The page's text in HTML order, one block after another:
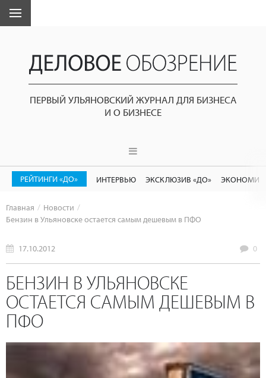
ПЕРВЫЙ УЛЬЯНОВСКИЙ ЖУРНАЛ ДЛЯ БИЗНЕСА
И О БИЗНЕСЕ
РЕЙТИНГИ «ДО» ИНТЕРВЬЮ ЭКСКЛЮЗИВ «ДО»
Главная
Новости
Бензин в Ульяновске остается самым дешевым в ПФО
17.10.2012 0
БЕНЗИН В УЛЬЯНОВСКЕ
ОСТАЕТСЯ САМЫМ ДЕШЕВЫМ В
ПФО